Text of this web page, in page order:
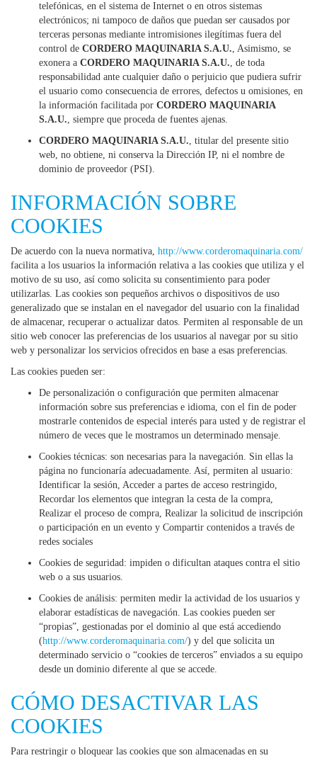
telefónicas, en el sistema de Internet o en otros sistemas
electrónicos; ni tampoco de daños que puedan ser causados por
terceras personas mediante intromisiones ilegítimas fuera del
control de CORDERO MAQUINARIA S.A.U., Asimismo, se
exonera a CORDERO MAQUINARIA S.A.U., de toda
responsabilidad ante cualquier daño o perjuicio que pudiera sufrir
el usuario como consecuencia de errores, defectos u omisiones, en
la información facilitada por CORDERO MAQUINARIA
S.A.U., siempre que proceda de fuentes ajenas.
CORDERO MAQUINARIA S.A.U., titular del presente sitio
web, no obtiene, ni conserva la Dirección IP, ni el nombre de
dominio de proveedor (PSI).
INFORMACIÓN SOBRE
COOKIES
De acuerdo con la nueva normativa, http://www.corderomaquinaria.com/
facilita a los usuarios la información relativa a las cookies que utiliza y el
motivo de su uso, así como solicita su consentimiento para poder
utilizarlas. Las cookies son pequeños archivos o dispositivos de uso
generalizado que se instalan en el navegador del usuario con la finalidad
de almacenar, recuperar o actualizar datos. Permiten al responsable de un
sitio web conocer las preferencias de los usuarios al navegar por su sitio
web y personalizar los servicios ofrecidos en base a esas preferencias.
Las cookies pueden ser:
De personalización o configuración que permiten almacenar
información sobre sus preferencias e idioma, con el fin de poder
mostrarle contenidos de especial interés para usted y de registrar el
número de veces que le mostramos un determinado mensaje.
Cookies técnicas: son necesarias para la navegación. Sin ellas la
página no funcionaría adecuadamente. Así, permiten al usuario:
Identificar la sesión, Acceder a partes de acceso restringido,
Recordar los elementos que integran la cesta de la compra,
Realizar el proceso de compra, Realizar la solicitud de inscripción
o participación en un evento y Compartir contenidos a través de
redes sociales
Cookies de seguridad: impiden o dificultan ataques contra el sitio
web o a sus usuarios.
Cookies de análisis: permiten medir la actividad de los usuarios y
elaborar estadísticas de navegación. Las cookies pueden ser
“propias”, gestionadas por el dominio al que está accediendo
(http://www.corderomaquinaria.com/) y del que solicita un
determinado servicio o “cookies de terceros” enviados a su equipo
desde un dominio diferente al que se accede.
CÓMO DESACTIVAR LAS
COOKIES
Para restringir o bloquear las cookies que son almacenadas en su